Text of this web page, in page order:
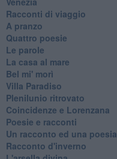
Racconti di viaggio
A pranzo
Quattro poesie
Le parole
La casa al mare
Bel mi' morì
Villa Paradiso
Plenilunio ritrovato
Coincidenze e Lorenzana
Poesie e racconti
Un racconto ed una poesia
Racconto d'inverno